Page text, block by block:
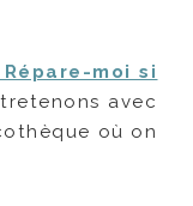
moi si
avec
où on